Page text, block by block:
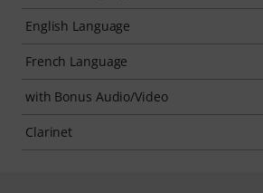
English Language
French Language
with Bonus Audio/Video
Clarinet